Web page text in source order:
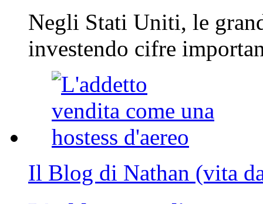
Negli Stati Uniti, le
investendo cifre
Il Blog di Nathan (vita